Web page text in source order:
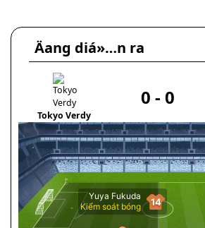
Äang diá»…n ra
Tokyo Verdy
0 - 0